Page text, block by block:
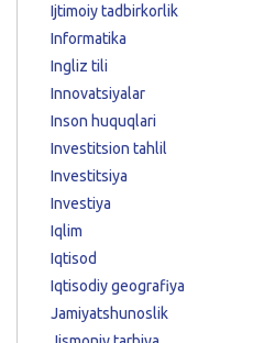
Ijtimoiy tadbirkorlik
Informatika
Ingliz tili
Innovatsiyalar
Inson huquqlari
Investitsion tahlil
Investitsiya
Investiya
Iqlim
Iqtisod
Iqtisodiy geografiya
Jamiyatshunoslik